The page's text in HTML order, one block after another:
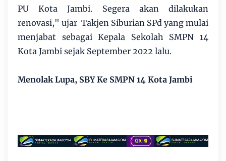
PU Kota Jambi. Segera akan dilakukan
renovasi," ujar Takjen Siburian SPd yang mulai
menjabat sebagai Kepala Sekolah SMPN 14
Kota Jambi sejak September 2022 lalu.
Menolak Lupa, SBY Ke SMPN 14 Kota Jambi